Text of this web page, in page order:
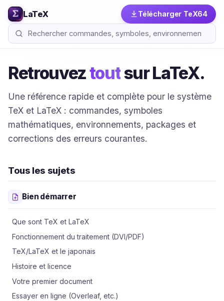
LaTeX Télécharger TeX64
Retrouveztoutsur LaTeX.
Une référence rapide et complète pour le système
TeX et LaTeX : commandes, symboles
mathématiques, environnements, packages et
corrections des erreurs courantes.
Tous les sujets
Bien démarrer
Que sont TeX et LaTeX
Fonctionnement du traitement (DVI/PDF)
TeX/LaTeX et le japonais
Histoire et licence
Votre premier document
Essayer en ligne (Overleaf, etc.)